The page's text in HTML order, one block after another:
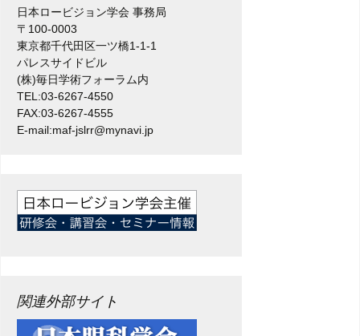
日本ロービジョン学会 事務局
〒100-0003
東京都千代田区一ツ橋1-1-1
パレスサイドビル
(株)毎日学術フォーラム内
TEL:03-6267-4550
FAX:03-6267-4555
E-mail:maf-jslrr@mynavi.jp
関連外部サイト